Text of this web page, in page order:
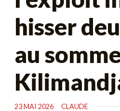
hisser
au
23 MAI 2026 CLAUDE